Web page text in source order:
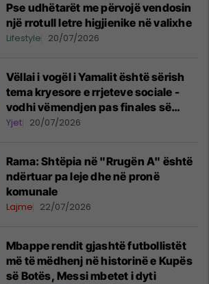
Pse udhëtarët me përvojë vendosin
një rrotull letre higjienike në valixhe
Lifestyle 20/07/2026
Vëllai i vogël i Yamalit është sërish
tema kryesore e rrjeteve sociale -
vodhi vëmendjen pas finales së
Kupës së Botës
Yjet 20/07/2026
Rama: Shtëpia në "Rrugën A" është
ndërtuar pa leje dhe në pronë
komunale
Lajme 22/07/2026
Mbappe rendit gjashtë futbollistët
më të mëdhenj në historinë e Kupës
së Botës, Messi mbetet i dyti